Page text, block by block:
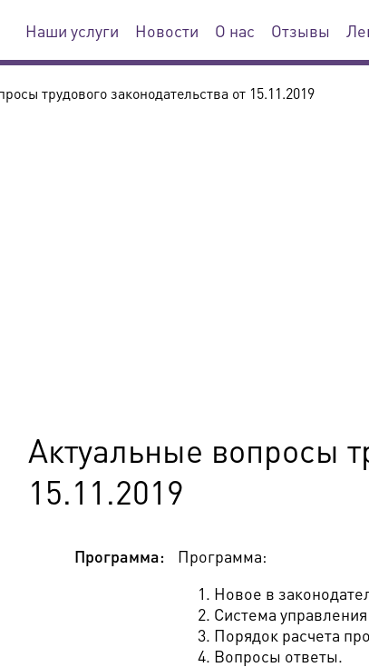
Наши услуги Новости О нас Отзывы
трудового законодательства от 15.11.2019
Актуальные вопросы
15.11.2019
Программа:
Программа:
Новое в
Система
Порядок расчета
Вопросы ответы.